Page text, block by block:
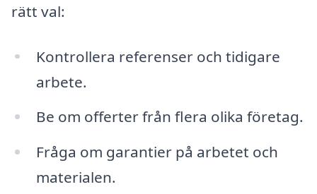
rätt val:
Kontrollera referenser och tidigare
arbete.
Be om offerter från flera olika företag.
Fråga om garantier på arbetet och
materialen.